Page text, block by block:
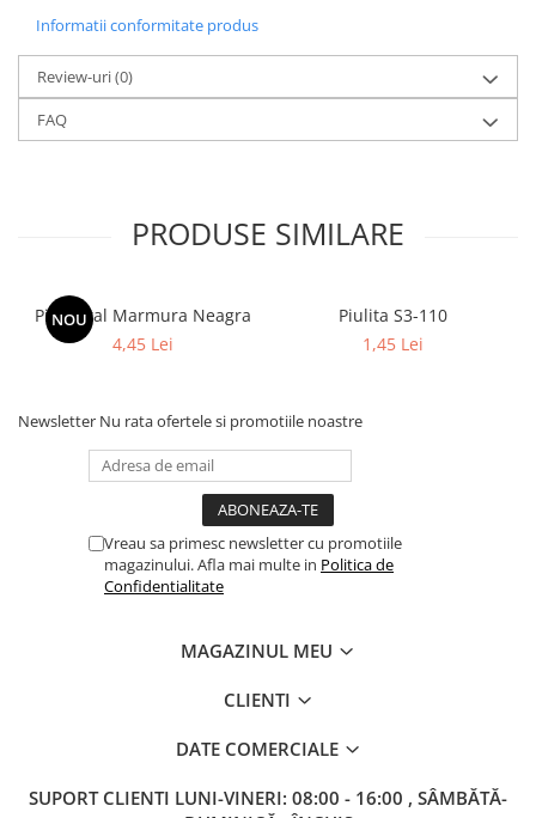
Figurine Outlet
Personalizari
Tematica Tricolor
Pompieri
Informatii conformitate produs
Review-uri(0)
FAQ
PRODUSE SIMILARE
NOU
Piedestal Marmura Neagra
4,45 Lei
Piulita S3-110
1,45 Lei
Newsletter Nu rata ofertele si promotiile noastre
Vreau sa primesc newsletter cu promotiile
magazinului. Afla mai multe in Politica de
Confidentialitate
MAGAZINUL MEU
CLIENTI
DATE COMERCIALE
SUPORT CLIENTI LUNI-VINERI: 08:00 - 16:00 , SÂMBĂTĂ-